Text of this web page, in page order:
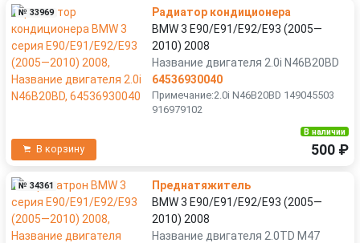
№ 33969
Радиатор кондиционера
BMW 3 E90/E91/E92/E93 (2005—
2010) 2008
Название двигателя 2.0i N46B20BD
64536930040
Примечание:2.0i N46B20BD 149045503
916979102
В корзину
В наличии
500 ₽
№ 34361
Преднатяжитель
BMW 3 E90/E91/E92/E93 (2005—
2010) 2008
Название двигателя 2.0TD M47